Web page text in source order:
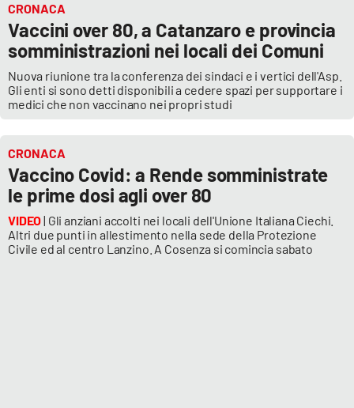
CRONACA
Vaccini over 80, a Catanzaro e provincia
somministrazioni nei locali dei Comuni
Nuova riunione tra la conferenza dei sindaci e i vertici dell'Asp.
Gli enti si sono detti disponibili a cedere spazi per supportare i
medici che non vaccinano nei propri studi
CRONACA
Vaccino Covid: a Rende somministrate
le prime dosi agli over 80
VIDEO| Gli anziani accolti nei locali dell'Unione Italiana Ciechi.
Altri due punti in allestimento nella sede della Protezione
Civile ed al centro Lanzino. A Cosenza si comincia sabato